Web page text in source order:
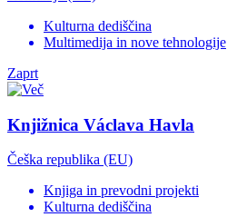
Kulturna dediščina
Multimedija in nove tehnologije
Zaprt
Knjižnica Václava Havla
Češka republika (EU)
Knjiga in prevodni projekti
Kulturna dediščina